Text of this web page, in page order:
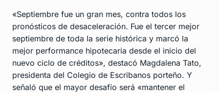
«Septiembre fue un gran mes, contra todos los
pronósticos de desaceleración. Fue el tercer mejor
septiembre de toda la serie histórica y marcó la
mejor performance hipotecaria desde el inicio del
nuevo ciclo de créditos», destacó Magdalena Tato,
presidenta del Colegio de Escribanos porteño. Y
señaló que el mayor desafío será «mantener el